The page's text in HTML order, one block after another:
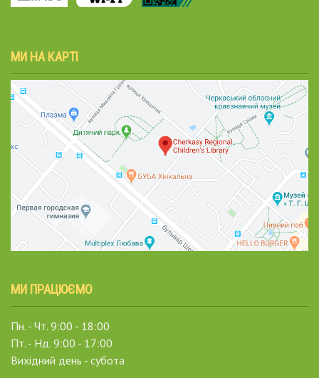
МИ НА КАРТІ
МИ ПРАЦЮЄМО
Пн. - Чт. 9:00 - 18:00
Пт. - Нд. 9:00 - 17:00
Вихідний день - субота